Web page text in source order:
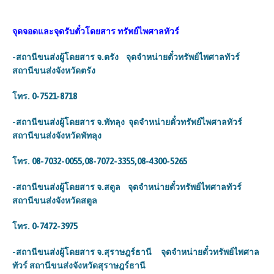
จุดจอดและจุดรับตั๋วโดยสารทรัพย์ไพศาลทัวร์
-สถานีขนส่งผู้โดยสาร จ.ตรัง จุดจำหน่ายตั๋วทรัพย์ไพศาลทัวร์
สถานีขนส่งจังหวัดตรัง
โทร. 0-7521-8718
-สถานีขนส่งผู้โดยสาร จ.พัทลุง จุดจำหน่ายตั๋วทรัพย์ไพศาลทัวร์
สถานีขนส่งจังหวัดพัทลุง
โทร. 08-7032-0055,08-7072-3355,08-4300-5265
-สถานีขนส่งผู้โดยสาร จ.สตูล จุดจำหน่ายตั๋วทรัพย์ไพศาลทัวร์
สถานีขนส่งจังหวัดสตูล
โทร. 0-7472-3975
-สถานีขนส่งผู้โดยสาร จ.สุราษฎร์ธานี จุดจำหน่ายตั๋วทรัพย์ไพศาล
ทัวร์ สถานีขนส่งจังหวัดสุราษฎร์ธานี